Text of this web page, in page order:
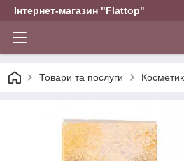
Інтернет-магазин "Flattop"
Товари та послуги